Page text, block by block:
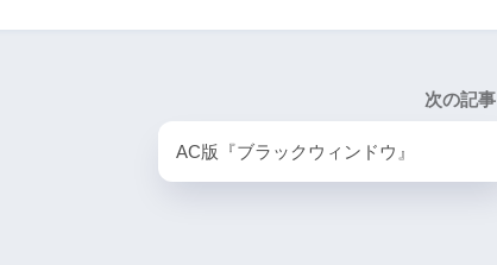
次の記事
AC版『ブラックウィンドウ』
4